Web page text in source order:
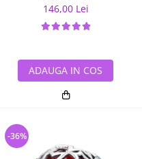
146,00 Lei
ADAUGA IN COS
-36%